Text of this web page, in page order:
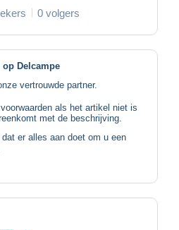
0 volgers
Delcampe
vertrouwde partner.
als het artikel niet is
met de beschrijving.
er alles aan doet om u een